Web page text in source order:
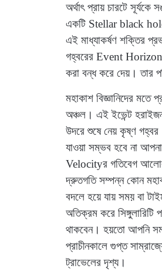
অর্থাৎ প্রায় চারটে সূর্যকে
একটি Stellar black
এই মাধ্যাকর্ষণ শক্তির
গহ্বরের Event Horizon
করা বন্ধ করে দেয়। তার
মহাকাশ বিজ্ঞানিদের
অঞ্চল। এই ইভেন্ট
উদরে শুষে নেয় কৃষ্ণ
যাওয়া সম্ভব হবে না
Velocityর গতিবেগ আলোর
দ্রুতগতি সম্পন্ন কোন
বদলে হয়ে যায় সময় বা
অতিক্রম করে
থাকবেন। হয়তো আপনি
প্রাচীনকালে গুপ্ত
ট্রাভেলের দৃশ্য।